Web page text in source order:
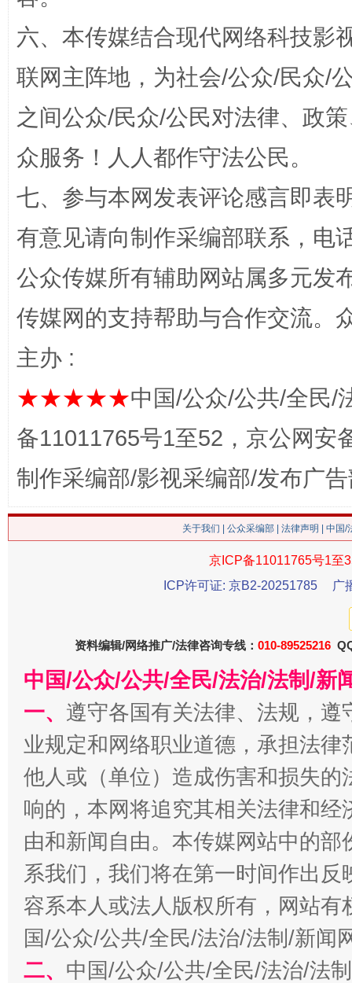
招工难、用工荒背后
网上购药对药下症？
谢
在谋一域中谋全局
今
习近平的博鳌关键词
六、本传媒结合现代网络科技影
联网主阵地，为社会/公众/民众/
之间公众/民众/公民对法律、政
众服务！人人都作守法公民。
七、参与本网发表评论感言即表
有意见请向制作采编部联系，电
公众传媒所有辅助网站属多元发
传媒网的支持帮助与合作交流。
主办 :
★★★★★中国/公众/公共/全民/
备11011765号1至52，京公网安
制作采编部/影视采编部/发布广
关于我们 公众采编部 法律声明 | 中国
京ICP备11011765号1至
ICP许可证: 京B2-20251785
广
资料编辑/网络推广/法律咨询专线： 010-89525216
中国/公众/公共/全民/法治/法制/新
一、 遵守各国有关法律、法规，
业规定和网络职业道德，承担法
他人或（单位）造成伤害和损失
响的，本网将追究其相关法律和
由和新闻自由。本传媒网站中的
系我们，我们将在第一时间作出
容系本人或法人版权所有，网站
国/公众/公共/全民/法治/法制/新闻
二、 中国/公众/公共/全民/法治/法